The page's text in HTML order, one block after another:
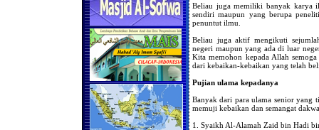
Beliau juga memiliki banyak karya
sendiri maupun yang berupa
penuntut ilmu.
Beliau juga aktif mengikuti
negeri maupun yang ada di luar
Kita memohon kepada Allah
dari kebaikan-kebaikan yang telah
Pujian ulama kepadanya
Banyak dari para ulama senior yang
memuji kebaikan dan semangat
1. Syaikh Al-Alamah Zaid bin Hadi